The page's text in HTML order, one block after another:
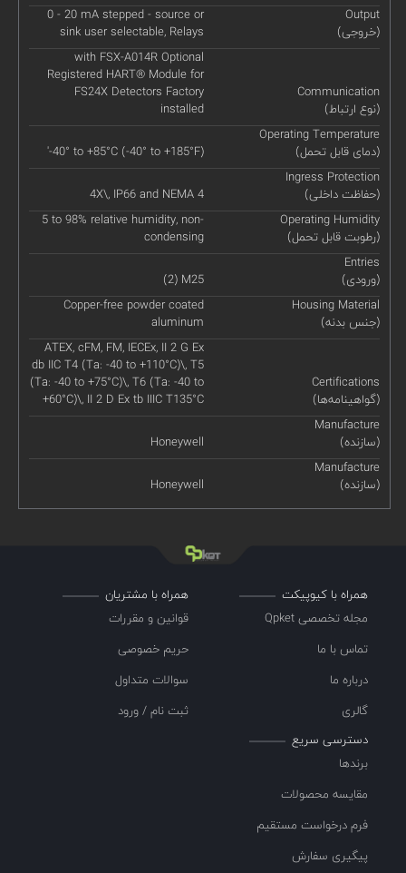
Output
(خروجی)
0 - 20 mA stepped - source or
sink user selectable, Relays
Communication
(نوع ارتباط)
with FSX-A014R Optional
Registered HART® Module for
FS24X Detectors Factory
installed
Operating Temperature
(دمای قابل تحمل)
'-40° to +85°C (-40° to +185°F)
Ingress Protection
(حفاظت داخلی)
4X\, IP66 and NEMA 4
Operating Humidity
(رطوبت قابل تحمل)
5 to 98% relative humidity, non-
condensing
Entries
(ورودی)
(2) M25
Housing Material
(جنس بدنه)
Copper-free powder coated
aluminum
Certifications
(گواهینامه‌ها)
ATEX, cFM, FM, IECEx, II 2 G Ex
db IIC T4 (Ta: -40 to +110°C)\, T5
(Ta: -40 to +75°C)\, T6 (Ta: -40 to
+60°C)\, II 2 D Ex tb IIIC T135°C
Manufacture
(سازنده)
Honeywell
Manufacture
(سازنده)
Honeywell
همراه با کیوپیکت
مجله تخصصی Qpket
تماس با ما
درباره ما
گالری
همراه با مشتریان
قوانین و مقررات
حریم خصوصی
سوالات متداول
ثبت نام / ورود
دسترسی سریع
برندها
مقایسه محصولات
فرم درخواست مستقیم
پیگیری سفارش